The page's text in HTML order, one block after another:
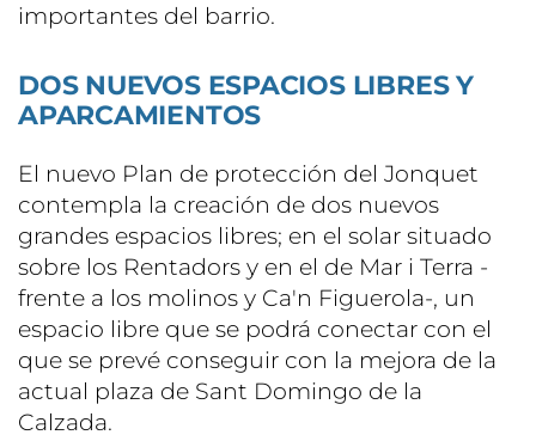
importantes del barrio.
DOS NUEVOS ESPACIOS LIBRES Y
APARCAMIENTOS
El nuevo Plan de protección del Jonquet
contempla la creación de dos nuevos
grandes espacios libres; en el solar situado
sobre los Rentadors y en el de Mar i Terra -
frente a los molinos y Ca'n Figuerola-, un
espacio libre que se podrá conectar con el
que se prevé conseguir con la mejora de la
actual plaza de Sant Domingo de la
Calzada.